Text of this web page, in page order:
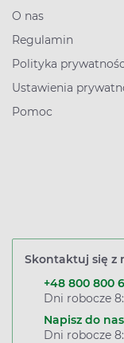
O nas
Regulamin
Polityka
Ustawienia
Pomoc
Skontaktuj się z
+48 800 800
Dni robocze
Napisz do nas
Dni robocze